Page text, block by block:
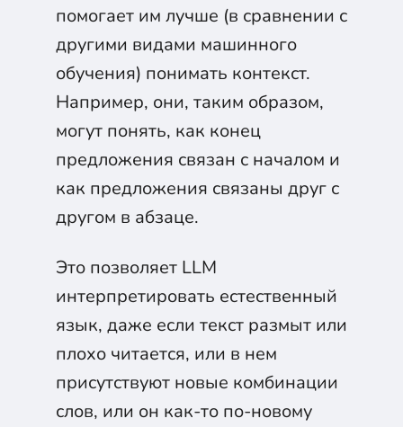
помогает им лучше (в сравнении с
другими видами машинного
обучения) понимать контекст.
Например, они, таким образом,
могут понять, как конец
предложения связан с началом и
как предложения связаны друг с
другом в абзаце.
Это позволяет LLM
интерпретировать естественный
язык, даже если текст размыт или
плохо читается, или в нем
присутствуют новые комбинации
слов, или он как-то по-новому